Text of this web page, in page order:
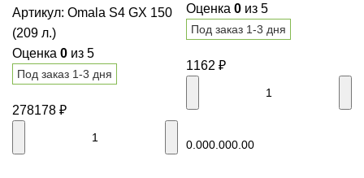
Артикул: Omala S4 GX 150
(209 л.)
Оценка 0 из 5
Под заказ 1-3 дня
278178 ₽
Оценка 0 из 5
Под заказ 1-3 дня
1162 ₽
0.000.000.00